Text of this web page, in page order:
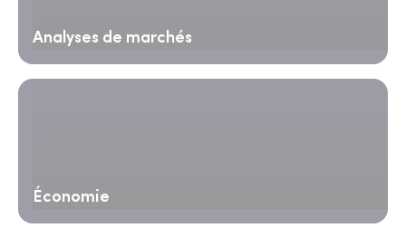
Analyses de marchés
Économie